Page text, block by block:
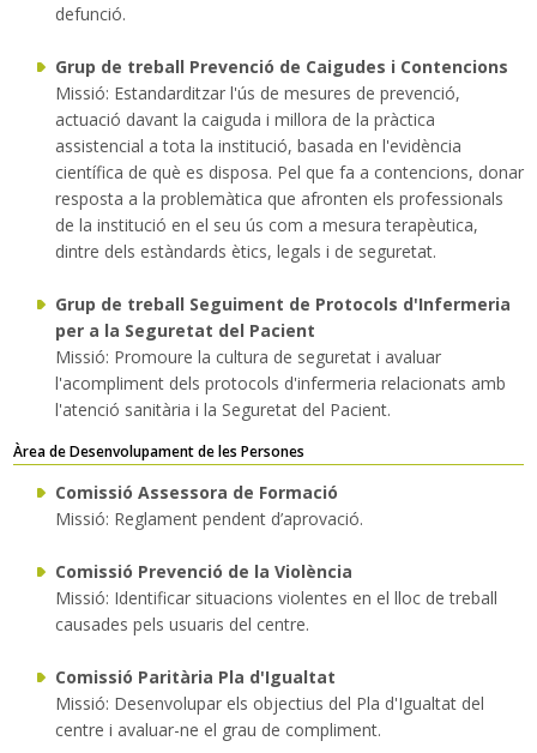
defunció.
Grup de treball Prevenció de Caigudes i Contencions
Missió: Estandarditzar l'ús de mesures de prevenció,
actuació davant la caiguda i millora de la pràctica
assistencial a tota la institució, basada en l'evidència
científica de què es disposa. Pel que fa a contencions, donar
resposta a la problemàtica que afronten els professionals
de la institució en el seu ús com a mesura terapèutica,
dintre dels estàndards ètics, legals i de seguretat.
Grup de treball Seguiment de Protocols d'Infermeria
per a la Seguretat del Pacient
Missió: Promoure la cultura de seguretat i avaluar
l'acompliment dels protocols d'infermeria relacionats amb
l'atenció sanitària i la Seguretat del Pacient.
Àrea de Desenvolupament de les Persones
Comissió Assessora de Formació
Missió: Reglament pendent d’aprovació.
Comissió Prevenció de la Violència
Missió: Identificar situacions violentes en el lloc de treball
causades pels usuaris del centre.
Comissió Paritària Pla d'Igualtat
Missió: Desenvolupar els objectius del Pla d'Igualtat del
centre i avaluar-ne el grau de compliment.